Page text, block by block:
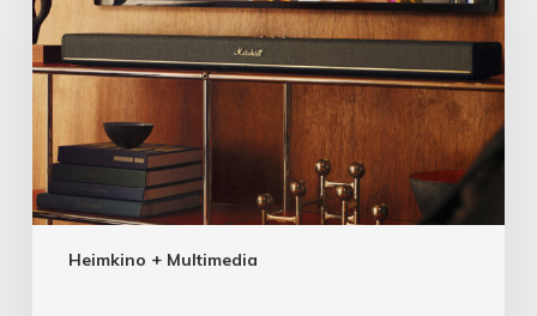
Heimkino + Multimedia